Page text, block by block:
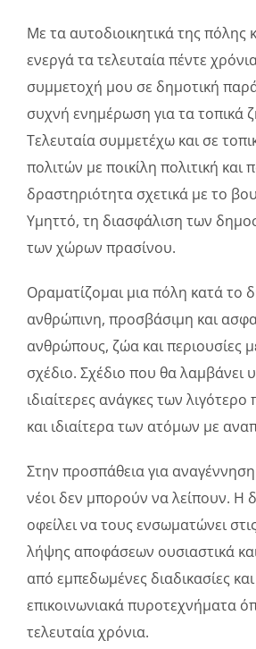
Με τα αυτοδιοικητικά της πόλης
ενεργά τα τελευταία πέντε
συμμετοχή μου σε δημοτική
συχνή ενημέρωση για τα τοπικά
Τελευταία συμμετέχω και σε
πολιτών με ποικίλη πολιτική και
δραστηριότητα σχετικά με το
Υμηττό, τη διασφάλιση των
των χώρων πρασίνου.
Οραματίζομαι μια πόλη κατά το
ανθρώπινη, προσβάσιμη και
ανθρώπους, ζώα και περιουσίες
σχέδιο. Σχέδιο που θα λαμβάνει
ιδιαίτερες ανάγκες των
και ιδιαίτερα των ατόμων με
Στην προσπάθεια για
νέοι δεν μπορούν να λείπουν. Η
οφείλει να τους ενσωματώνει
λήψης αποφάσεων ουσιαστικά
από εμπεδωμένες διαδικασίες
επικοινωνιακά πυροτεχνήματα
τελευταία χρόνια.